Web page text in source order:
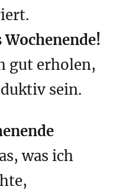
gut erholen,
sein.
was ich